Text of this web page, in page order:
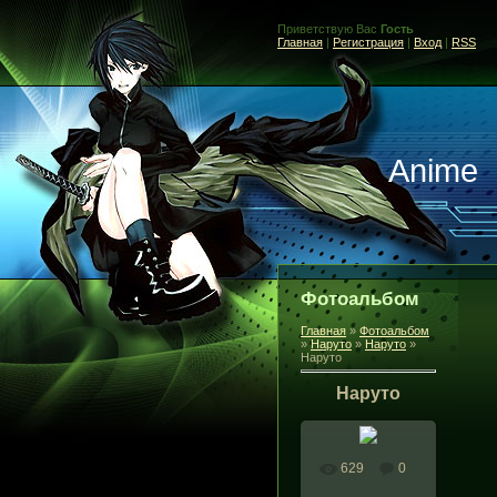
Приветствую Вас Гость
Главная | Регистрация | Вход | RSS
Anime
Фотоальбом
Главная » Фотоальбом
»Наруто » Наруто »
Наруто
Наруто
629 0